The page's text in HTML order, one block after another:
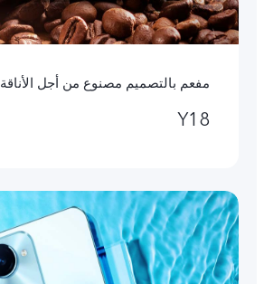
مفعم بالتصميم مصنوع من أجل الأناقة
Y18